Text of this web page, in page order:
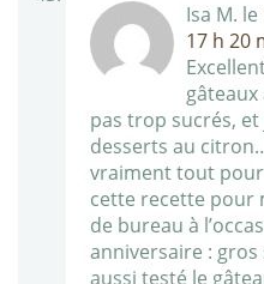
Isa M. le
17 h 20
gâteaux
pas trop sucrés, et
desserts au
vraiment tout pour
cette recette pour
de bureau à
anniversaire : gros
aussi testé le